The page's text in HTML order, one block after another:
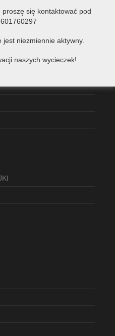
się kontaktować pod
niezmiennie aktywny.
naszych wycieczek!